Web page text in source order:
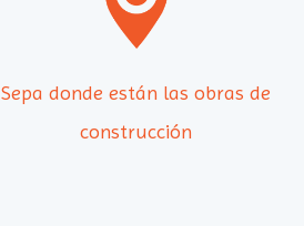
Sepa donde están las obras de
construcción